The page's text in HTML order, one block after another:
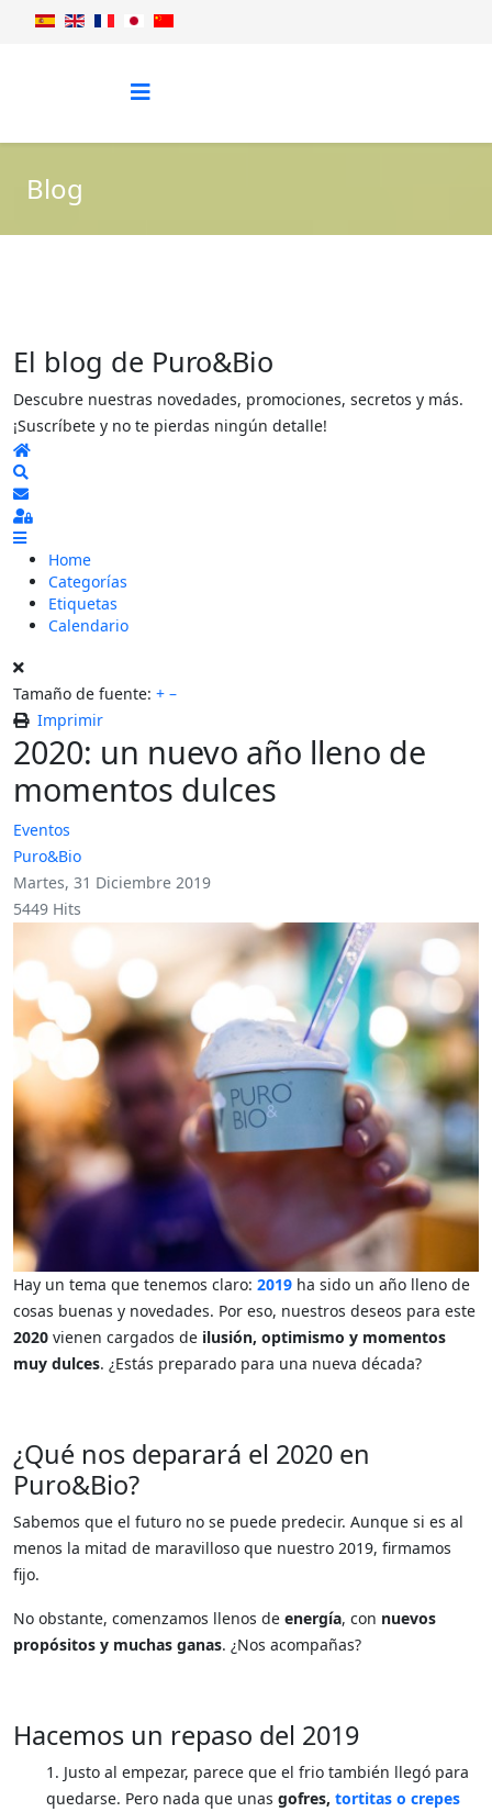
Blog
El blog de Puro&Bio
Descubre nuestras novedades, promociones, secretos y más.
¡Suscríbete y no te pierdas ningún detalle!
Home
Suscribirse a las actualizaciones
Sign In
Home
Categorías
Etiquetas
Calendario
Tamaño de fuente: + –
Imprimir
2020: un nuevo año lleno de
momentos dulces
Eventos
Puro&Bio
Martes, 31 Diciembre 2019
5449 Hits
Hay un tema que tenemos claro: 2019 ha sido un año lleno de
cosas buenas y novedades. Por eso, nuestros deseos para este
2020 vienen cargados de ilusión, optimismo y momentos
muy dulces. ¿Estás preparado para una nueva década?
¿Qué nos deparará el 2020 en
Puro&Bio?
Sabemos que el futuro no se puede predecir. Aunque si es al
menos la mitad de maravilloso que nuestro 2019, firmamos
fijo.
No obstante, comenzamos llenos de energía, con nuevos
propósitos y muchas ganas. ¿Nos acompañas?
Hacemos un repaso del 2019
1. Justo al empezar, parece que el frio también llegó para
quedarse. Pero nada que unas gofres, tortitas o crepes